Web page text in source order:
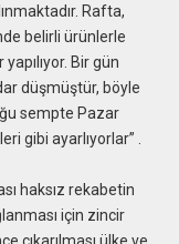
Rafta,
belirli ürünlerle
Bir gün
düşmüştür, böyle
sempte Pazar
gibi ayarlıyorlar” .
haksız rekabetin
için zincir